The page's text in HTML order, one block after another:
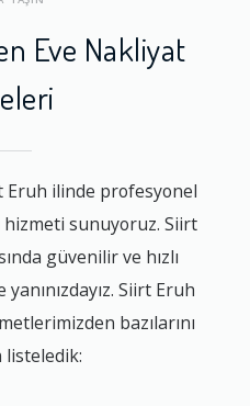
Eve Nakliyat
Eruh ilinde profesyonel
sunuyoruz. Siirt
güvenilir ve hızlı
yanınızdayız. Siirt Eruh
bazılarını
listeledik: